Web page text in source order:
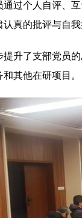
通过个人自评、
真的批评与自
提升了支部党员
其他在研项目。